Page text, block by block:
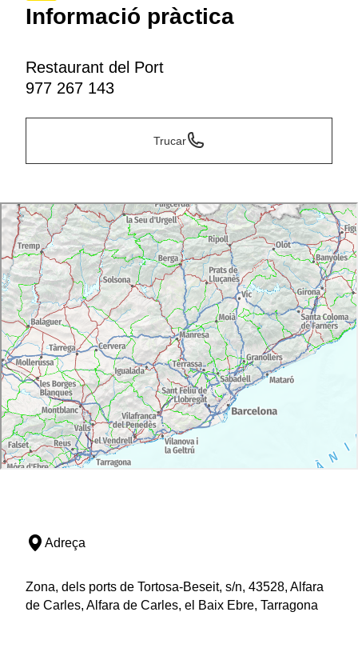
Informació pràctica
Restaurant del Port
977 267 143
Trucar
Adreça
Zona, dels ports de Tortosa-Beseit, s/n, 43528, Alfara
de Carles, Alfara de Carles, el Baix Ebre, Tarragona